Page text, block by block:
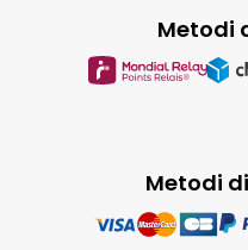
Metodi
Metodi